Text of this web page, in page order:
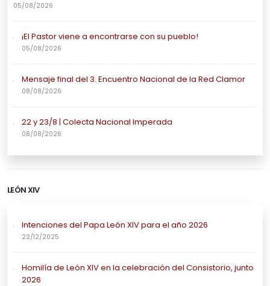
05/08/2026
¡El Pastor viene a encontrarse con su pueblo!
05/08/2026
Mensaje final del 3. Encuentro Nacional de la Red Clamor
08/08/2026
22 y 23/8 | Colecta Nacional Imperada
08/08/2026
LEÓN XIV
Intenciones del Papa León XIV para el año 2026
22/12/2025
Homilía de León XIV en la celebración del Consistorio, junto
2026